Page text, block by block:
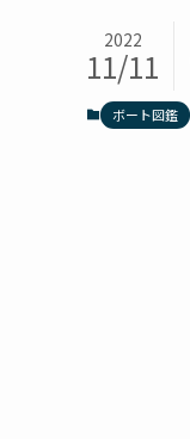
2022
11/11
ボート図鑑